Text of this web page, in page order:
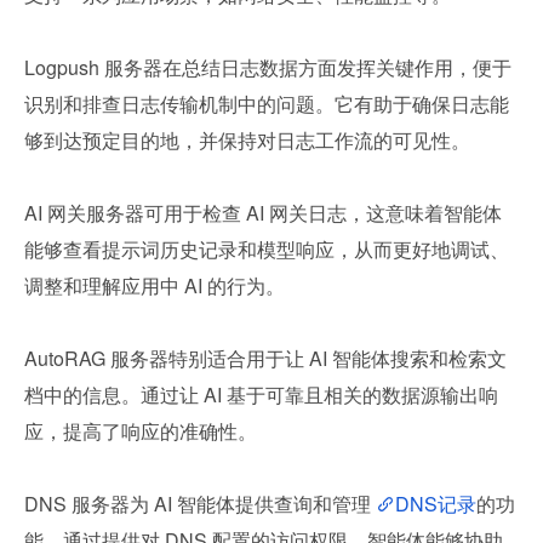
Logpush 服务器在总结日志数据方面发挥关键作用，便于
识别和排查日志传输机制中的问题。它有助于确保日志能
够到达预定目的地，并保持对日志工作流的可见性。
AI 网关服务器可用于检查 AI 网关日志，这意味着智能体
能够查看提示词历史记录和模型响应，从而更好地调试、
调整和理解应用中 AI 的行为。
AutoRAG 服务器特别适合用于让 AI 智能体搜索和检索文
档中的信息。通过让 AI 基于可靠且相关的数据源输出响
应，提高了响应的准确性。
DNS 服务器为 AI 智能体提供查询和管理 DNS记录的功